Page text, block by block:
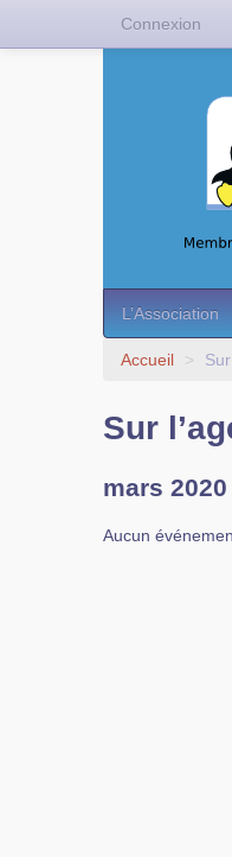
L’Association
Accueil >
Sur
mars
Aucun
Connexion